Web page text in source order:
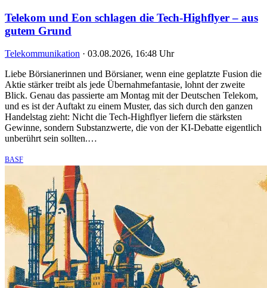
Telekom und Eon schlagen die Tech-Highflyer – aus
gutem Grund
Telekommunikation · 03.08.2026, 16:48 Uhr
Liebe Börsianerinnen und Börsianer, wenn eine geplatzte Fusion die
Aktie stärker treibt als jede Übernahmefantasie, lohnt der zweite
Blick. Genau das passierte am Montag mit der Deutschen Telekom,
und es ist der Auftakt zu einem Muster, das sich durch den ganzen
Handelstag zieht: Nicht die Tech-Highflyer liefern die stärksten
Gewinne, sondern Substanzwerte, die von der KI-Debatte eigentlich
unberührt sein sollten.…
BASF